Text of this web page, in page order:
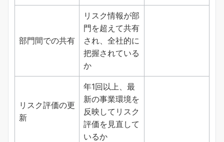
部門間での共有
リスク情報が部
門を超えて共有
され、全社的に
把握されている
か
リスク評価の更
新
年1回以上、最
新の事業環境を
反映してリスク
評価を見直して
いるか